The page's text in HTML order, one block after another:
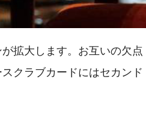
拡大します。お互いの欠点
クラブカードにはセカンド